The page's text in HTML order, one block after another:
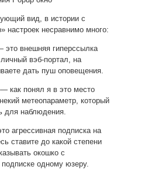
вид, в истории с
настроек несравнимо много:
это внешняя гиперссылка
вэб-портал, на
дать пуш оповещения.
— как понял я в это место
метеопараметр, который
для наблюдения.
агрессивная подписка на
ставите до какой степени
окошко с
одному юзеру.